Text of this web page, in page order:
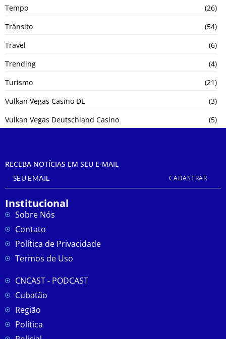
Tempo
(26)
Trânsito
(54)
Travel
(6)
Trending
(4)
Turismo
(21)
Vulkan Vegas Casino DE
(3)
Vulkan Vegas Deutschland Casino
(5)
RECEBA NOTÍCIAS EM SEU E-MAIL
CADASTRAR
Institucional
Sobre Nós
Contato
Política de Privacidade
Termos de Uso
CNCAST - PODCAST
Cubatão
Região
Política